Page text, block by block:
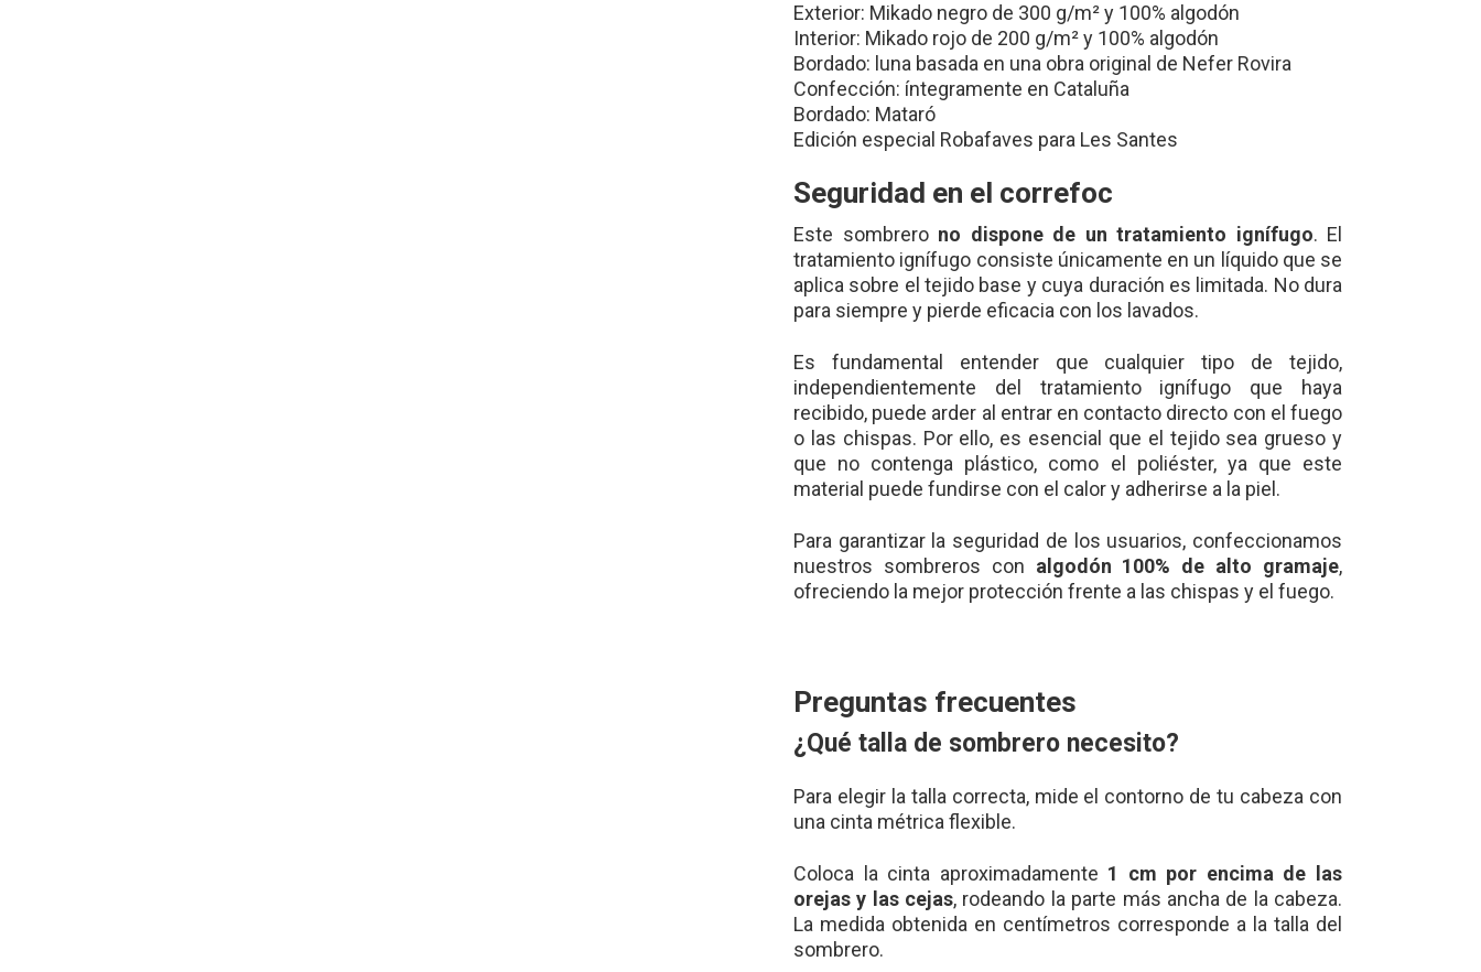
Exterior: Mikado negro de 300 g/m² y 100% algodón
Interior: Mikado rojo de 200 g/m² y 100% algodón
Bordado: luna basada en una obra original de Nefer Rovira
Confección: íntegramente en Cataluña
Bordado: Mataró
Edición especial Robafaves para Les Santes
Seguridad en el correfoc
Este sombrero no dispone de un tratamiento ignífugo. El
tratamiento ignífugo consiste únicamente en un líquido que se
aplica sobre el tejido base y cuya duración es limitada. No dura
para siempre y pierde eficacia con los lavados.
Es fundamental entender que cualquier tipo de tejido,
independientemente del tratamiento ignífugo que haya
recibido, puede arder al entrar en contacto directo con el fuego
o las chispas. Por ello, es esencial que el tejido sea grueso y
que no contenga plástico, como el poliéster, ya que este
material puede fundirse con el calor y adherirse a la piel.
Para garantizar la seguridad de los usuarios, confeccionamos
nuestros sombreros con algodón 100% de alto gramaje,
ofreciendo la mejor protección frente a las chispas y el fuego.
Preguntas frecuentes
¿Qué talla de sombrero necesito?
Para elegir la talla correcta, mide el contorno de tu cabeza con
una cinta métrica flexible.
Coloca la cinta aproximadamente 1 cm por encima de las
orejas y las cejas, rodeando la parte más ancha de la cabeza.
La medida obtenida en centímetros corresponde a la talla del
sombrero.